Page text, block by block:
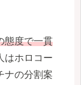
態度で一貫
はホロコー
ナの分割案